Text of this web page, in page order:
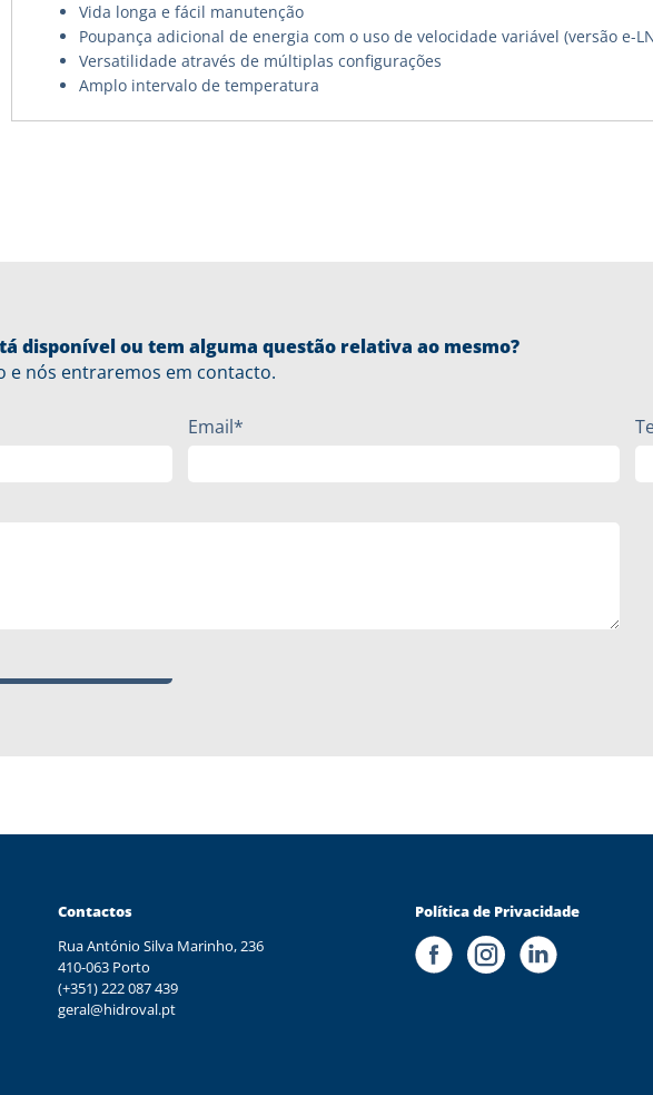
Vida longa e fácil manutenção
Poupança adicional de energia com o uso de velocidade variável (versão e-
Versatilidade através de múltiplas configurações
Amplo intervalo de temperatura
disponível ou tem alguma questão relativa ao mesmo?
e nós entraremos em contacto.
Email*
Contactos
Rua António Silva Marinho, 236
410-063 Porto
(+351) 222 087 439
geral@hidroval.pt
Política de Privacidade